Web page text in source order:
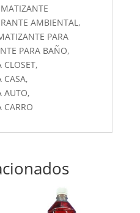
AMBIENTAL,
PARA
PARA BAÑO,
CLOSET,
CASA,
AUTO,
CARRO